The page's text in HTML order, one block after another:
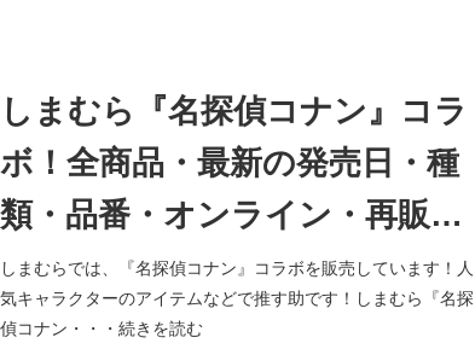
しまむら『名探偵コナン』コラ
ボ！全商品・最新の発売日・種
類・品番・オンライン・再販ま
とめ！取扱店はどこ？ハッピー
バッグが2026/6/24より新発売！
しまむらでは、『名探偵コナン』コラボを販売しています！人
気キャラクターのアイテムなどで推す助です！しまむら『名探
偵コナン・・・続きを読む